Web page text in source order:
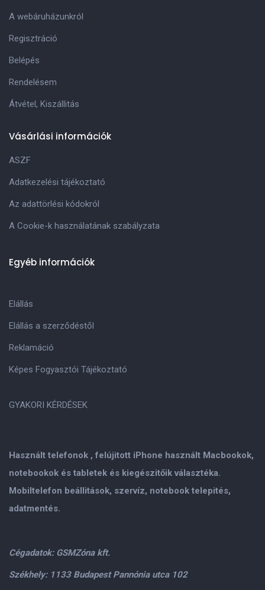
Használt telefonok , felújitott iPhone használt Macbookok,
notebookok és tabletek és kiegészitőik választéka.
Mobiltelefon beállitások, szervíz, notebook telepités,
adatmentés.
Cégadatok: GSMZóna kft.
Székhely: 1133 Budapest Pannónia utca 102
A webáruházunkról
Regisztráció
Belépés
Rendelésem
Átvétel, Kiszállitás
Vásárlási információk
ASZF
Adatkezelési tájékoztató
Az adattörlési kódokról
A Cookie-k használatának szabályzata
Egyéb információk
Elállás
Elállás a szerződéstől
Reklamáció
Képes Fogyasztói Tájékoztató
GYAKORI KÉRDÉSEK